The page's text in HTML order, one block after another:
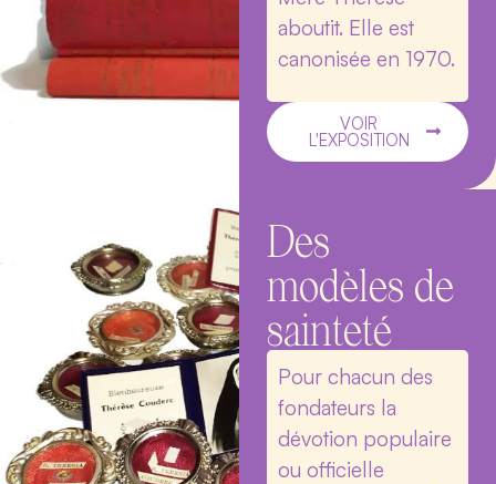
aboutit. Elle est
canonisée en 1970.
VOIR
L'EXPOSITION
Des
modèles de
sainteté
Pour chacun des
fondateurs la
dévotion populaire
ou officielle